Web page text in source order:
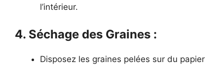
l’intérieur.
4. Séchage des Graines :
Disposez les graines pelées sur du papier